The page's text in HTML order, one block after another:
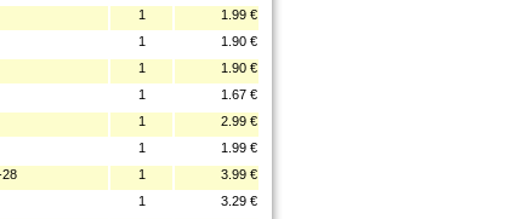
1
1.99 €
1
1.90 €
1
1.90 €
1
1.67 €
1
2.99 €
1
1.99 €
28 1
3.99 €
1
3.29 €